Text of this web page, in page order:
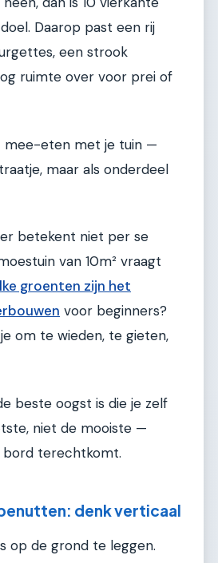
Daarop past een rij
een strook
ruimte over voor prei of
mee-eten met je tuin —
maar als onderdeel
betekent niet per se
van 10m² vraagt
groenten zijn het
voor beginners?
om te wieden, te gieten,
beste oogst is die je zelf
niet de mooiste —
bord terechtkomt.
denk verticaal
op de grond te leggen.